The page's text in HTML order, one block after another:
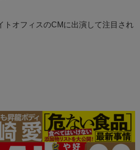
オフィスのCMに出演して注目され